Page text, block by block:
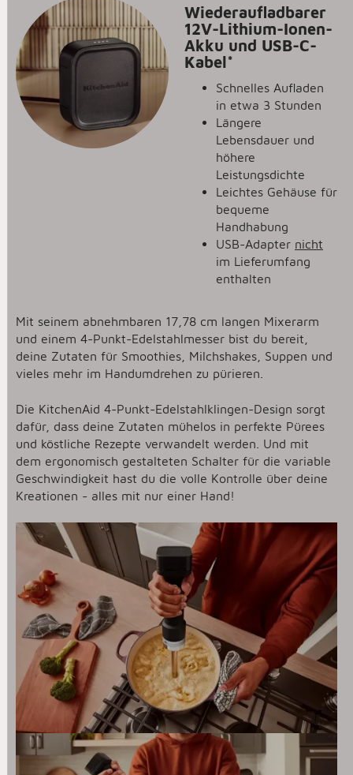
Wiederaufladbarer
12V-Lithium-Ionen-
Akku und USB-C-
Kabel*
Schnelles Aufladen
in etwa 3 Stunden
Längere
Lebensdauer und
höhere
Leistungsdichte
Leichtes Gehäuse für
bequeme
Handhabung
USB-Adapter nicht
im Lieferumfang
enthalten
Mit seinem abnehmbaren 17,78 cm langen Mixerarm
und einem 4-Punkt-Edelstahlmesser bist du bereit,
deine Zutaten für Smoothies, Milchshakes, Suppen und
vieles mehr im Handumdrehen zu pürieren.
Die KitchenAid 4-Punkt-Edelstahlklingen-Design sorgt
dafür, dass deine Zutaten mühelos in perfekte Pürees
und köstliche Rezepte verwandelt werden. Und mit
dem ergonomisch gestalteten Schalter für die variable
Geschwindigkeit hast du die volle Kontrolle über deine
Kreationen - alles mit nur einer Hand!